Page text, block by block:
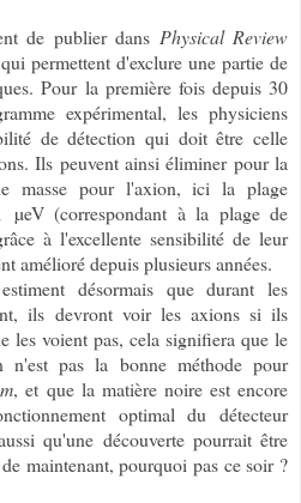
de publier dans Physical Review
permettent d'exclure une partie de
Pour la première fois depuis 30
expérimental, les physiciens
de détection qui doit être celle
Ils peuvent ainsi éliminer pour la
masse pour l'axion, ici la plage
µeV (correspondant à la plage de
à l'excellente sensibilité de leur
amélioré depuis plusieurs années.
désormais que durant les
ils devront voir les axions si ils
les voient pas, cela signifiera que le
n'est pas la bonne méthode pour
, et que la matière noire est encore
optimal du détecteur
qu'une découverte pourrait être
maintenant, pourquoi pas ce soir ?